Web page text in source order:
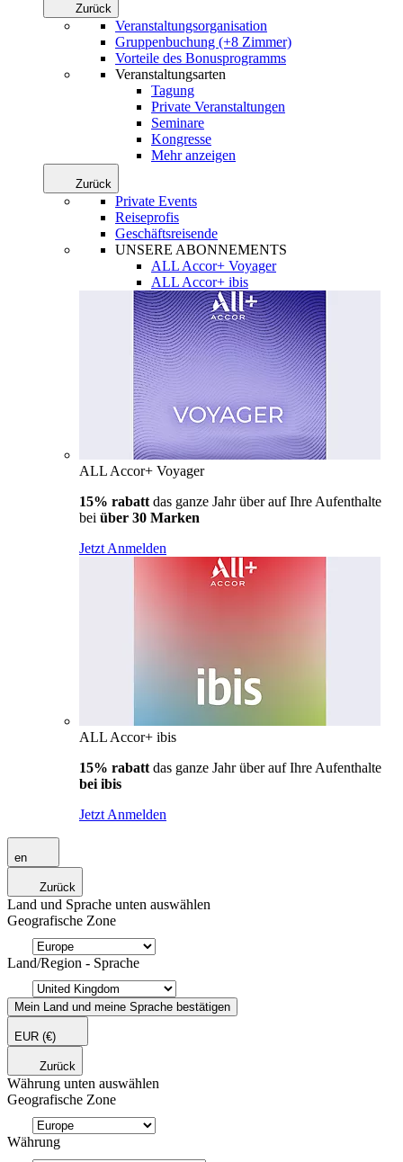
Zurück
Veranstaltungsorganisation
Gruppenbuchung (+8 Zimmer)
Vorteile des Bonusprogramms
Veranstaltungsarten
Tagung
Private Veranstaltungen
Seminare
Kongresse
Mehr anzeigen
Zurück
Private Events
Reiseprofis
Geschäftsreisende
UNSERE ABONNEMENTS
ALL Accor+ Voyager
ALL Accor+ ibis
ALL Accor+ Voyager
15% rabatt das ganze Jahr über auf Ihre Aufenthalte
bei über 30 Marken
Jetzt Anmelden
ALL Accor+ ibis
15% rabatt das ganze Jahr über auf Ihre Aufenthalte
bei ibis
Jetzt Anmelden
en
Zurück
Land und Sprache unten auswählen
Geografische Zone
Land/Region - Sprache
Mein Land und meine Sprache bestätigen
EUR (€)
Zurück
Währung unten auswählen
Geografische Zone
Währung